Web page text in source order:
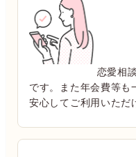
恋愛相
です。また年会費等も
安心してご利用いただ